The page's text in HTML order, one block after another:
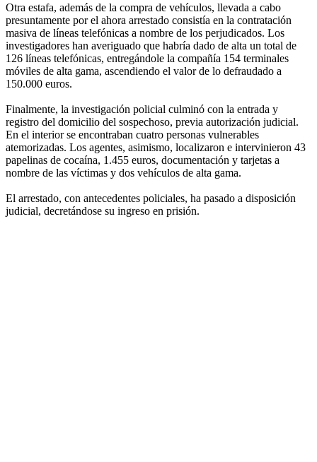
Otra estafa, además de la compra de vehículos, llevada a cabo
presuntamente por el ahora arrestado consistía en la contratación
masiva de líneas telefónicas a nombre de los perjudicados. Los
investigadores han averiguado que habría dado de alta un total de
126 líneas telefónicas, entregándole la compañía 154 terminales
móviles de alta gama, ascendiendo el valor de lo defraudado a
150.000 euros.
Finalmente, la investigación policial culminó con la entrada y
registro del domicilio del sospechoso, previa autorización judicial.
En el interior se encontraban cuatro personas vulnerables
atemorizadas. Los agentes, asimismo, localizaron e intervinieron 43
papelinas de cocaína, 1.455 euros, documentación y tarjetas a
nombre de las víctimas y dos vehículos de alta gama.
El arrestado, con antecedentes policiales, ha pasado a disposición
judicial, decretándose su ingreso en prisión.